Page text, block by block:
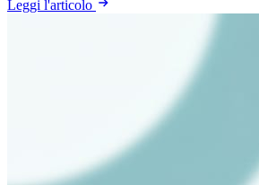
Leggi l'articolo